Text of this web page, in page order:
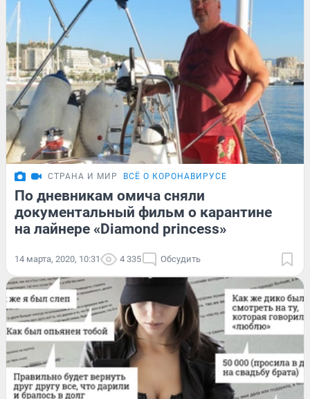
СТРАНА И МИР ВСЁ О КОРОНАВИРУСЕ
По дневникам омича сняли
документальный фильм о карантине
на лайнере «Diamond princess»
14 марта, 2020, 10:31 4 335 Обсудить